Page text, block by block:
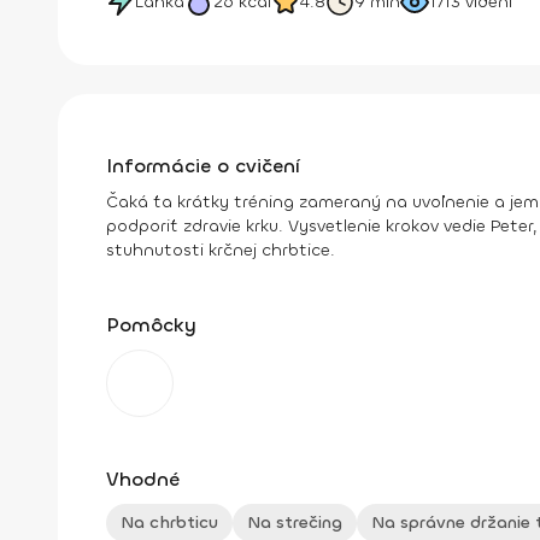
Informácie o cvičení
Čaká ťa krátky tréning zameraný na uvoľnenie a
podporiť zdravie krku. Vysvetlenie krokov vedie
stuhnutosti krčnej chrbtice.
Pomôcky
Vhodné
Na chrbticu Na strečing Na správne držanie